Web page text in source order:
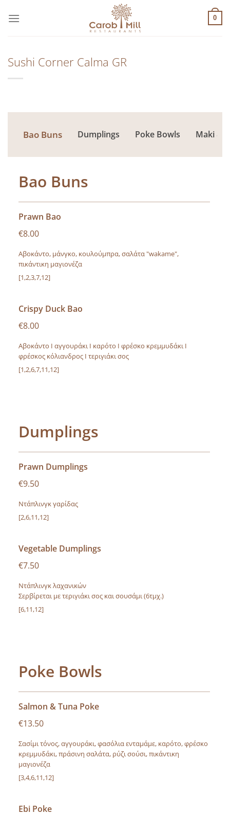
στο
0
Sushi Corner Calma GR
Bao Buns Dumplings Poke Bowls Maki &
Bao Buns
Prawn Bao
€8.00
Αβοκάντο, μάνγκο, κουλούμπρα, σαλάτα "wakame",
πικάντικη μαγιονέζα
[1,2,3,7,12]
Crispy Duck Bao
€8.00
Αβοκάντο I αγγουράκι I καρότο I φρέσκο κρεμμυδάκι I
φρέσκος κόλιανδρος I τεριγιάκι σος
[1,2,6,7,11,12]
Dumplings
Prawn Dumplings
€9.50
Ντάπλινγκ γαρίδας
[2,6,11,12]
Vegetable Dumplings
€7.50
Ντάπλινγκ λαχανικών
Σερβίρεται με τεριγιάκι σος και σουσάμι (6τμχ.)
[6,11,12]
Poke Bowls
Salmon & Tuna Poke
€13.50
Σασίμι τόνος, αγγουράκι, φασόλια ενταμάμε, καρότο, φρέσκο
κρεμμυδάκι, πράσινη σαλάτα, ρύζι σούσι, πικάντικη
μαγιονέζα
[3,4,6,11,12]
Ebi Poke